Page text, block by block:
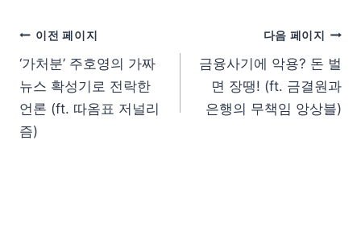
이전 페이지
‘가처분’ 주호영의 가짜
뉴스 확성기로 전락한
언론 (ft. 따옴표 저널리
즘)
다음 페이지
금융사기에 악용? 돈 벌
면 장땡! (ft. 금결원과
은행의 무책임 앙상블)